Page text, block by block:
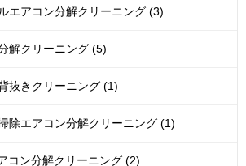
エアコン分解クリーニング (3)
解クリーニング (5)
抜きクリーニング (1)
除エアコン分解クリーニング (1)
コン分解クリーニング (2)